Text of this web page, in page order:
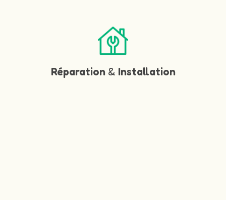
Réparation & Installation